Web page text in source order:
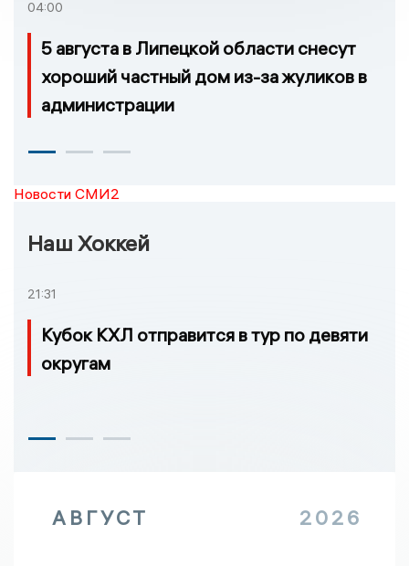
04:00
5 августа в Липецкой области снесут
хороший частный дом из-за жуликов в
администрации
Новости СМИ2
Наш Хоккей
21:31
Кубок КХЛ отправится в тур по девяти
округам
АВГУСТ 2026